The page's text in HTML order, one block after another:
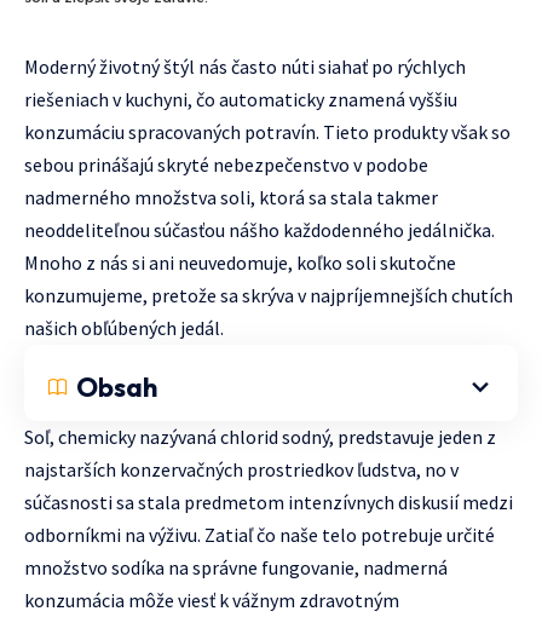
Moderný životný štýl nás často núti siahať po rýchlych
riešeniach v kuchyni, čo automaticky znamená vyššiu
konzumáciu spracovaných potravín. Tieto produkty však so
sebou prinášajú skryté nebezpečenstvo v podobe
nadmerného množstva soli, ktorá sa stala takmer
neoddeliteľnou súčasťou nášho každodenného jedálnička.
Mnoho z nás si ani neuvedomuje, koľko soli skutočne
konzumujeme, pretože sa skrýva v najpríjemnejších chutích
našich obľúbených jedál.
Obsah
Soľ, chemicky nazývaná chlorid sodný, predstavuje jeden z
najstarších konzervačných prostriedkov ľudstva, no v
súčasnosti sa stala predmetom intenzívnych diskusií medzi
odborníkmi na výživu. Zatiaľ čo naše telo potrebuje určité
množstvo sodíka na správne fungovanie, nadmerná
konzumácia môže viesť k vážnym zdravotným